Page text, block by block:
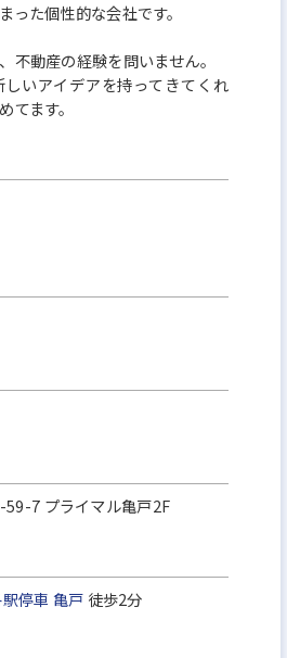
た個性的な会社です。
不動産の経験を問いません。
いアイデアを持ってきてくれ
てます。
59-7 プライマル亀戸2F
停車 亀戸 徒歩2分